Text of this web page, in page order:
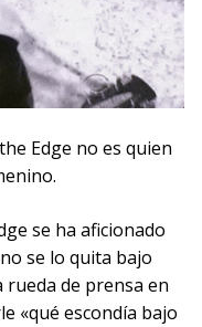
the Edge no es quien
se ha aficionado
se lo quita bajo
de prensa en
«qué escondía bajo